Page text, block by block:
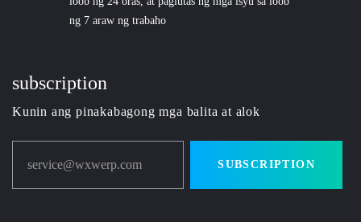
ng 7 araw ng trabaho
subscription
Kunin ang pinakabagong mga balita at alok
service@wxwerp.com SUBSCRIPTION